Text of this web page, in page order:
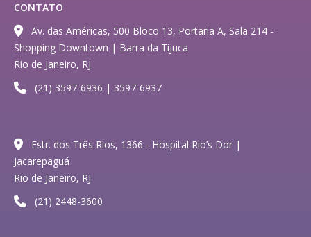
CONTATO
Av. das Américas, 500 Bloco 13, Portaria A, Sala 214 -
Shopping Downtown | Barra da Tijuca
Rio de Janeiro, RJ
(21) 3597-6936 | 3597-6937
Estr. dos Três Rios, 1366 - Hospital Rio’s Dor |
Jacarepaguá
Rio de Janeiro, RJ
(21) 2448-3600